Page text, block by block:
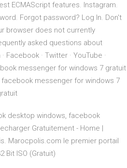
ECMAScript features. Instagram.
Forgot password? Log In. Don't
browser does not currently
asked questions about
Facebook · Twitter · YouTube ·
messenger for windows 7 gratuit
messenger for windows 7
desktop windows, facebook
Gratuitement - Home |
Marocpolis.com le premier portail
Bit ISO (Gratuit)